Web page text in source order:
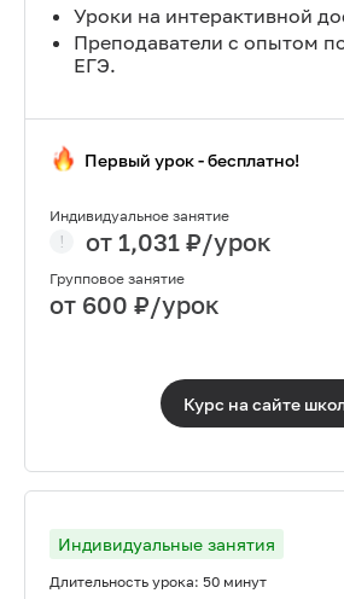
Уроки на интерактивной
Преподаватели с опытом
ЕГЭ.
Первый урок - бесплатно!
Индивидуальное занятие
от 1,031 ₽/урок
Групповое занятие
от 600 ₽/урок
Курс на сайте
Индивидуальные занятия
Длительность урока: 50 минут